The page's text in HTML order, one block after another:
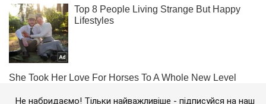
Не набридаємо! Тільки найважливіше - підписуйся на наш